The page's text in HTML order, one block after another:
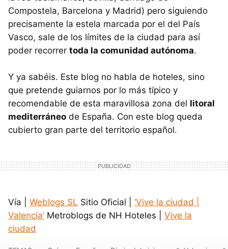
Compostela, Barcelona y Madrid) pero siguiendo
precisamente la estela marcada por el del País
Vasco, sale de los límites de la ciudad para así
poder recorrer toda la comunidad autónoma.
Y ya sabéis. Este blog no habla de hoteles, sino
que pretende guiarnos por lo más típico y
recomendable de esta maravillosa zona del litoral
mediterráneo de España. Con este blog queda
cubierto gran parte del territorio español.
Vía | Weblogs SL Sitio Oficial | ‘Vive la ciudad |
Valencia’ Metroblogs de NH Hoteles | Vive la
ciudad